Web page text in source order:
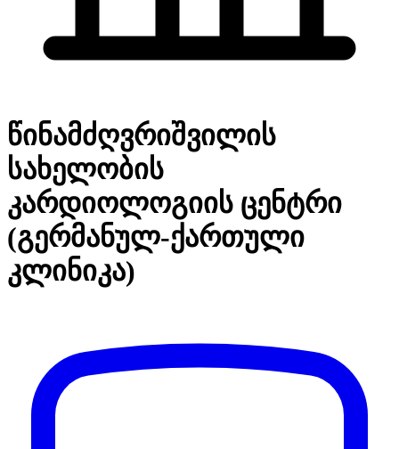
წინამძღვრიშვილის
სახელობის
კარდიოლოგიის ცენტრი
(გერმანულ-ქართული
კლინიკა)